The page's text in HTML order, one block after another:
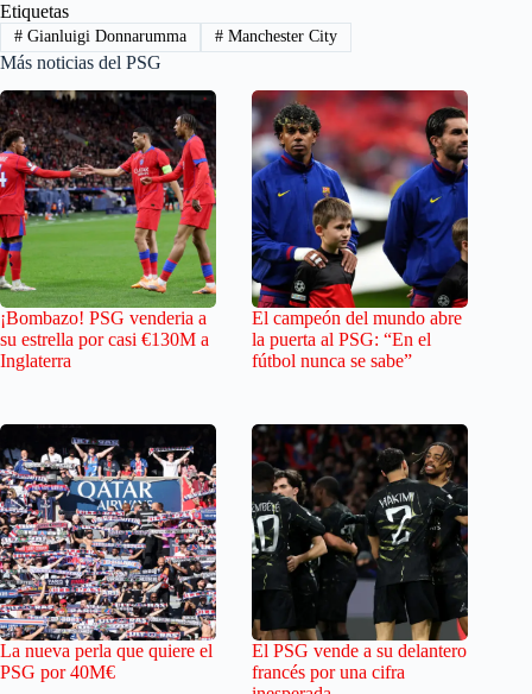
Etiquetas
#Gianluigi Donnarumma #Manchester City
Más noticias del PSG
¡Bombazo! PSG venderia a
su estrella por casi €130M a
Inglaterra
El campeón del mundo abre
la puerta al PSG: “En el
fútbol nunca se sabe”
La nueva perla que quiere el
PSG por 40M€
El PSG vende a su delantero
francés por una cifra